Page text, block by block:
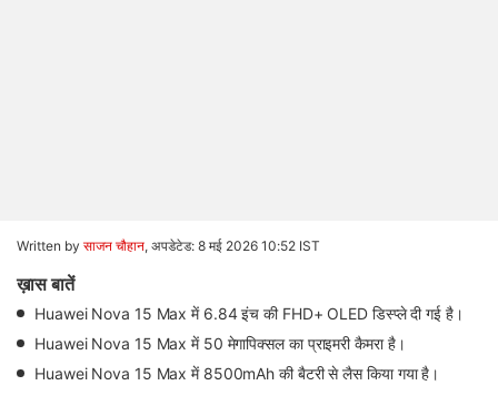
Written by साजन चौहान, अपडेटेड: 8 मई 2026 10:52 IST
ख़ास बातें
Huawei Nova 15 Max में 6.84 इंच की FHD+ OLED डिस्प्ले दी गई है।
Huawei Nova 15 Max में 50 मेगापिक्सल का प्राइमरी कैमरा है।
Huawei Nova 15 Max में 8500mAh की बैटरी से लैस किया गया है।